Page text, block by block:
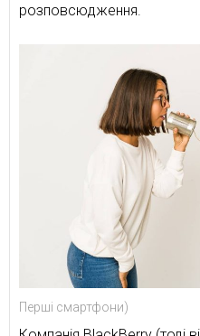
розповсюдження.
Перші смартфони)